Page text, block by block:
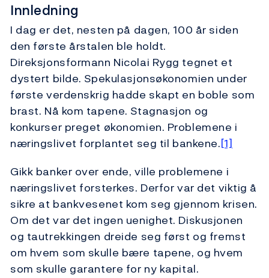
Innledning
I dag er det, nesten på dagen, 100 år siden
den første årstalen ble holdt.
Direksjonsformann Nicolai Rygg tegnet et
dystert bilde. Spekulasjonsøkonomien under
første verdenskrig hadde skapt en boble som
brast. Nå kom tapene. Stagnasjon og
konkurser preget økonomien. Problemene i
næringslivet forplantet seg til bankene.[1]
Gikk banker over ende, ville problemene i
næringslivet forsterkes. Derfor var det viktig å
sikre at bankvesenet kom seg gjennom krisen.
Om det var det ingen uenighet. Diskusjonen
og tautrekkingen dreide seg først og fremst
om hvem som skulle bære tapene, og hvem
som skulle garantere for ny kapital.